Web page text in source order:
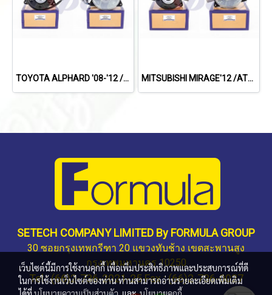
TOYOTA ALPHARD '08-'12 /VELLFIRE'08/ ESTIMA'06 (S) (สาย) 12V. MITSUBISHI MIRAGE'12 /ATTRAGE (S) (ปลั๊ก) 12V.
SETECH COMPANY LIMITED By FORMULA GROUP
30 ซอยกรุงเทพกรีฑา 20 แขวงทับช้าง เขตสะพานสูง
กรุงเทพมหานคร 10250
Tel : (66)2-736-2021-25 Fax : (66)2-736-0027
เว็บไซต์นี้มีการใช้งานคุกกี้ เพื่อเพิ่มประสิทธิภาพและประสบการณ์ที่ดี
ในการใช้งานเว็บไซต์ของท่าน ท่านสามารถอ่านรายละเอียดเพิ่มเติม